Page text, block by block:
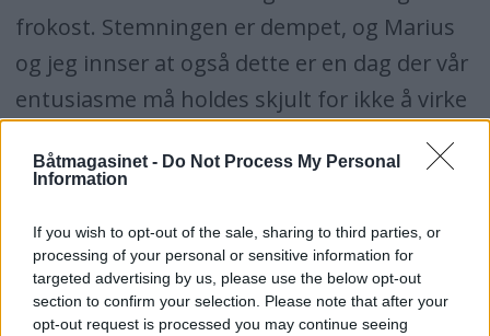
Båtmagasinet - Do Not Process My Personal
Information
If you wish to opt-out of the sale, sharing to third parties, or
processing of your personal or sensitive information for
targeted advertising by us, please use the below opt-out
section to confirm your selection. Please note that after your
opt-out request is processed you may continue seeing
frokost. Stemningen er dempet, og Marius
og jeg innser at også dette er en dag der vår
entusiasme må holdes skjult for ikke å virke
provoserende. For enkelte har romantikken
nemlig ennå ikke sunket inn.
bryggen. Turen motstrøms oppover
kanalen dagen før har tæret mer på
reservene enn vi hadde regnet med. Vi